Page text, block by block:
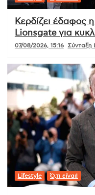
Κερδίζει έδαφος
Lionsgate για
07/08/2026, 15:16 Σύνταξη
Lifestyle Ό,τι είναι!